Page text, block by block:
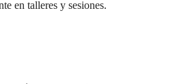
en talleres y sesiones.